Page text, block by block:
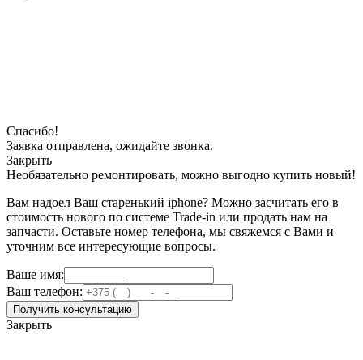
Спасибо!
Заявка отправлена, ожидайте звонка.
Закрыть
Необязательно ремонтировать, можно выгодно купить новый!
Вам надоел Ваш старенький iphone? Можно засчитать его в
стоимость нового по системе Trade-in или продать нам на
запчасти. Оставьте номер телефона, мы свяжемся с Вами и
уточним все интересующие вопросы.
Ваше имя:
Ваш телефон:
Получить консультацию
Закрыть